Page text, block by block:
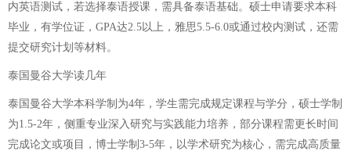
内英语测试，若选择泰语授课，需具备泰语基础。硕士申请要求本科
毕业，有学位证，GPA达2.5以上，雅思5.5-6.0或通过校内测试，还需
提交研究计划等材料。
泰国曼谷大学读几年
泰国曼谷大学本科学制为4年，学生需完成规定课程与学分，硕士学制
为1.5-2年，侧重专业深入研究与实践能力培养，部分课程需更长时间
完成论文或项目，博士学制3-5年，以学术研究为核心，需完成高质量